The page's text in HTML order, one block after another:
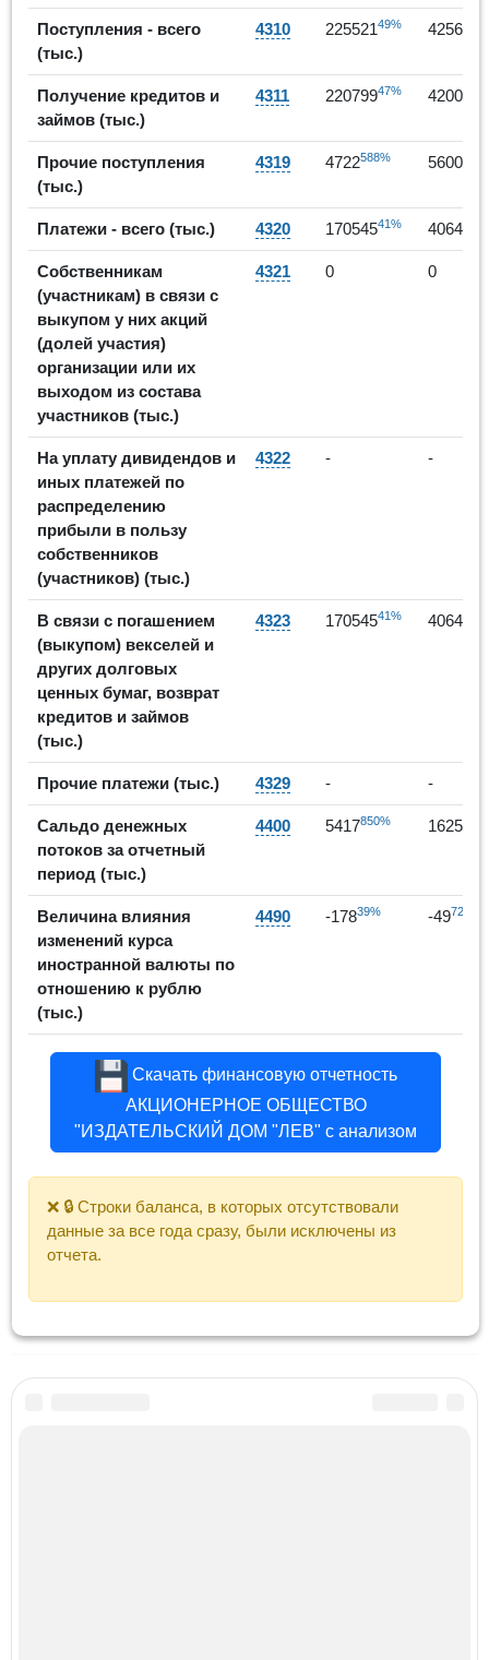
Поступления - всего
(тыс.)
4310 22552149% 425611
Получение кредитов и
займов (тыс.)
4311 22079947% 420011
Прочие поступления
(тыс.)
4319 4722588% 5600
Платежи - всего (тыс.) 4320 17054541% 406472
Собственникам
(участникам) в связи с
выкупом у них акций
(долей участия)
организации или их
выходом из состава
участников (тыс.)
4321 0 0
На уплату дивидендов и
иных платежей по
распределению
прибыли в пользу
собственников
(участников) (тыс.)
4322 - -
В связи с погашением
(выкупом) векселей и
других долговых
ценных бумаг, возврат
кредитов и займов
(тыс.)
4323 17054541% 406472
Прочие платежи (тыс.) 4329 - -
Сальдо денежных
потоков за отчетный
период (тыс.)
4400 5417850% 1625
Величина влияния
изменений курса
иностранной валюты по
отношению к рублю
(тыс.)
4490 -17839% -4972%
Скачать финансовую отчетность
АКЦИОНЕРНОЕ ОБЩЕСТВО
"ИЗДАТЕЛЬСКИЙ ДОМ "ЛЕВ" с анализом
❌ 🔒 Строки баланса, в которых отсутствовали
данные за все года сразу, были исключены из
отчета.